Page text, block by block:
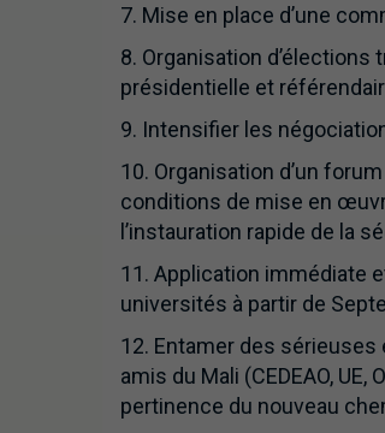
7. Mise en place d’une
8. Organisation
présidentielle et
9. Intensifier les
10. Organisation d’un
conditions de mise en
l’instauration rapide de la
11. Application immédiate
universités à partir de
12. Entamer des
amis du Mali (CEDEAO,
pertinence du nouveau